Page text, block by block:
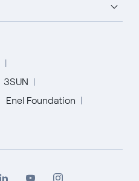
3SUN
Enel Foundation